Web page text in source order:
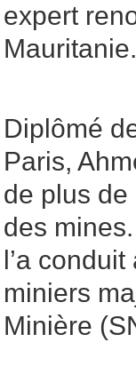
expert
Mauritanie.
Diplômé
Paris,
de plus de
des
l’a
miniers
Minière